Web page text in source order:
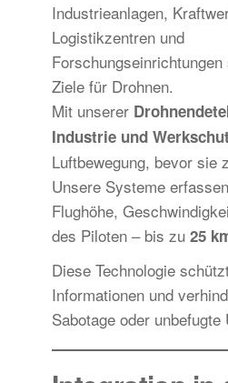
Industrieanlagen,
Logistikzentren und
Ziele für Drohnen.
Mit unserer
Industrie und
Luftbewegung, bevor sie
Unsere Systeme
Flughöhe,
des Piloten – bis zu 25
Diese Technologie
Informationen und
Sabotage oder unbefugte